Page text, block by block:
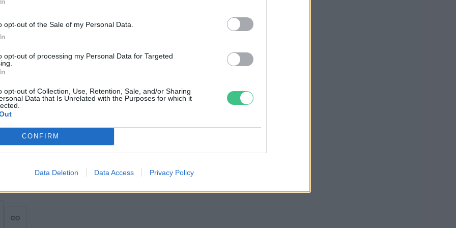
opt-out of the Sale of my Personal Data.
opt-out of processing my Personal Data for Targeted
opt-out of Collection, Use, Retention, Sale, and/or Sharing
Data that Is Unrelated with the Purposes for which it
CONFIRM
Data Deletion Data Access Privacy Policy
növekszik, a
szerint 2100-ig
emelkedhet
az értékeket jelentősen